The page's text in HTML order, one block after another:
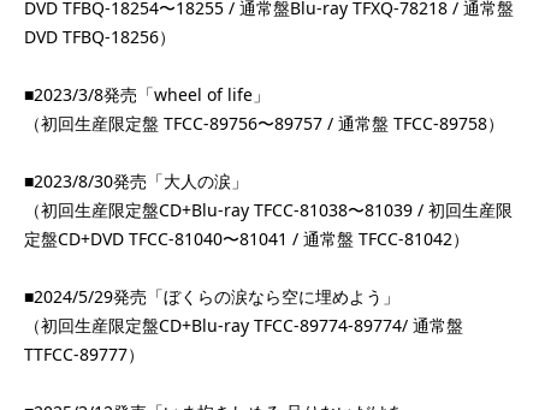
DVD TFBQ-18254〜18255 / 通常盤Blu-ray TFXQ-78218 / 通常盤
DVD TFBQ-18256）
■2023/3/8発売「wheel of life」
（初回生産限定盤 TFCC-89756〜89757 / 通常盤 TFCC-89758）
■2023/8/30発売「大人の涙」
（初回生産限定盤CD+Blu-ray TFCC-81038〜81039 / 初回生産限
定盤CD+DVD TFCC-81040〜81041 / 通常盤 TFCC-81042）
■2024/5/29発売「ぼくらの涙なら空に埋めよう」
（初回生産限定盤CD+Blu-ray TFCC-89774-89774/ 通常盤
TTFCC-89777）